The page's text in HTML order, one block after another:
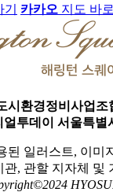
카카오 지도 바
시환경정비사업조
투데이 서울특별
일러스트, 이미
관, 관할 지자체 및